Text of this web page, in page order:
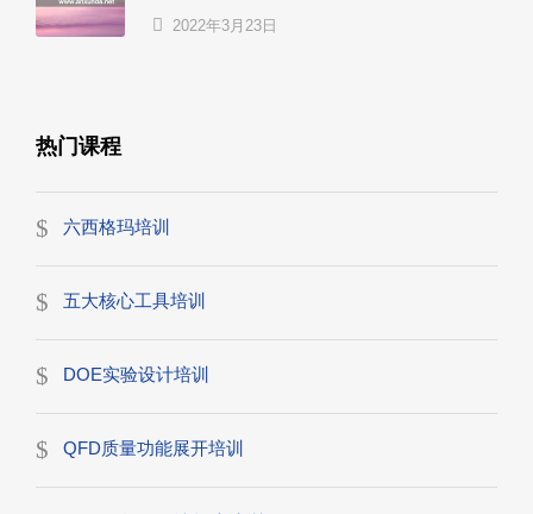
2022年3月23日
热门课程
六西格玛培训
五大核心工具培训
DOE实验设计培训
QFD质量功能展开培训